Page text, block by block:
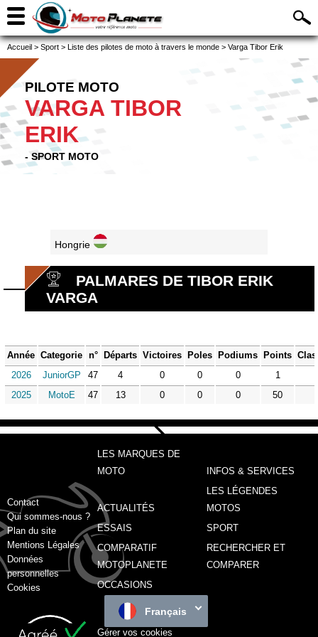
Accueil > Sport > Liste des pilotes de moto à travers le monde > Varga Tibor Erik
PILOTE MOTO
VARGA TIBOR
ERIK
- SPORT MOTO
Hongrie
PALMARES DE TIBOR ERIK
VARGA
Année Categorie n° Départs Victoires Poles Podiums Points
2026
JuniorGP 47 4 0 0 0
1
2025
MotoE 47 13 0 0 0 50
Contact
Qui sommes-nous ?
Plan du site
Mentions Légales
Données
personnelles
Cookies
LES MARQUES DE
MOTO
INFOS & SERVICES
ACTUALITÉS
LES LÉGENDES
MOTOS
ESSAIS
SPORT
COMPARATIF
MOTOPLANETE
RECHERCHER ET
COMPARER
OCCASIONS
Français
Gérer vos cookies